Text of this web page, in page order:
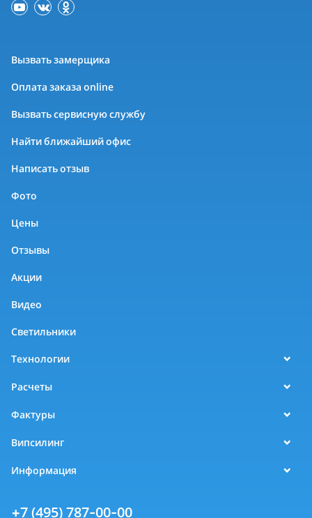
Вызвать замерщика
Оплата заказа online
Вызвать сервисную службу
Найти ближайший офис
Написать отзыв
Фото
Цены
Отзывы
Акции
Видео
Светильники
Технологии
Расчеты
Фактуры
Випсилинг
Информация
+7 (495) 787-00-00